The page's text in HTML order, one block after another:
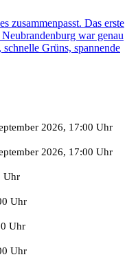
zusammenpasst. Das erste
war genau
Grüns, spannende
2026, 17:00 Uhr
2026, 17:00 Uhr
Uhr
Uhr
Uhr
Uhr